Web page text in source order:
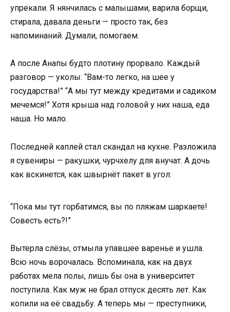
упрекали. Я нянчилась с малышами, варила борщи,
стирала, давала деньги — просто так, без
напоминаний. Думали, помогаем.
А после Анапы будто плотину прорвало. Каждый
разговор — уколы: “Вам-то легко, на шее у
государства!” “А мы тут между кредитами и садиком
мечемся!” Хотя крыша над головой у них наша, еда
наша. Но мало.
Последней каплей стал скандал на кухне. Разложила
я сувениры — ракушки, чурчхелу для внучат. А дочь
как вскинется, как швырнёт пакет в угол:
“Пока мы тут горбатимся, вы по пляжам шаркаете!
Совесть есть?!”
Вытерла слёзы, отмыла упавшее варенье и ушла.
Всю ночь ворочалась. Вспоминала, как на двух
работах мела полы, лишь бы она в университет
поступила. Как муж не брал отпуск десять лет. Как
копили на её свадьбу. А теперь мы — преступники,